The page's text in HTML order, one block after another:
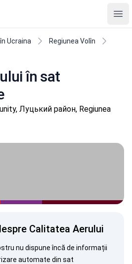
Ucraina
Regiunea Volîn
în sat
Луцький район, Regiunea
Calitatea Aerului
nu dispune încă de informații
automate din sat